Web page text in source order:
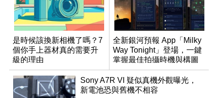
是時候該換新相機了嗎？7
個你手上器材真的需要升
級的理由
全新銀河預報 App「Milky
Way Tonight」登場，一鍵
掌握最佳拍攝時機與構圖
Sony A7R VI 疑似真機外觀曝光，
新電池恐與舊機不相容